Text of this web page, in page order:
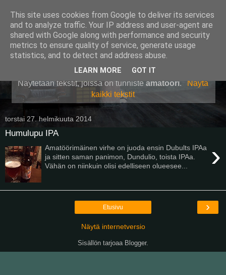
Pullollinen
Näytetään tekstit, joissa on tunnisteamatööri.
Näytä
kaikki tekstit
torstai 27. helmikuuta 2014
Humulupu IPA
›
Amatöörimäinen virhe on juoda ensin Dubults IPAa
ja sitten saman panimon, Dundulio, toista IPAa.
Vähän on niinkuin olisi edelliseen olueesee...
›
Etusivu
Näytä internetversio
Sisällön tarjoaa Blogger.
This site uses cookies from Google to deliver its services
and to analyze traffic. Your IP address and user-agent are
shared with Google along with performance and security
metrics to ensure quality of service, generate usage
statistics, and to detect and address abuse.
LEARN MORE GOT IT